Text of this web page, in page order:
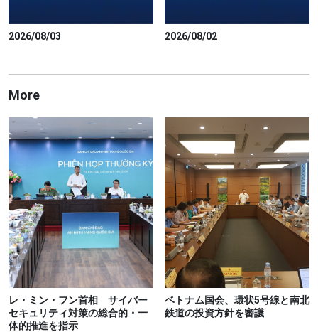
2026/08/03 2026/08/02
More
レ・ミン・フン首相 サイバー
セキュリティ対策の総合的・一
体的推進を指示
ベトナム国会、環状5号線と南北
鉄道の投資方針を審議